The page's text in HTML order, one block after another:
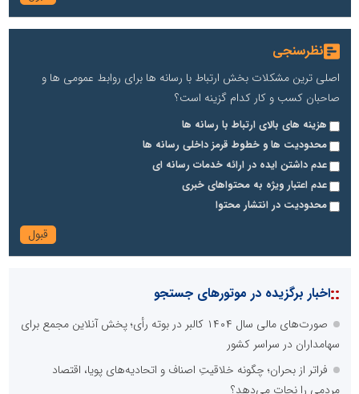
نظرسنجی
اصلی ترین مشکلات بخش ارتباط با رسانه ها برای روابط عمومی ها و
صاحبان کسب و کار کدام گزینه است؟
هزینه های بالای ارتباط با رسانه ها
محدودیت ها و خطوط قرمز داخلی رسانه ها
عدم داشتن ایده در ارائه خدمات رسانه ای
عدم اعتبار ویژه به محتواهای خبری
محدودیت در انتشار محتوا
::اخبار برگزیده در موتورهای جستجو
صورت‌های مالی سال ۱۴۰۴ کالبر در بوته رأی؛ پخش آنلاین مجمع برای
سهامداران در سراسر کشور
فراتر از بحران؛ چگونه خلاقیتِ اصناف و اتحادیه‌های پویا، اقتصاد
مردمی را نجات می‌دهد؟